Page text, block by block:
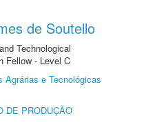
de Soutello
Technological
Fellow - Level C
Agrárias e Tecnológicas
DE PRODUÇÃO